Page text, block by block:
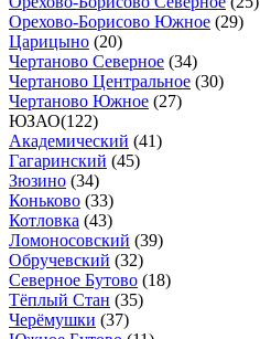
Орехово-Борисово Южное (29)
Царицыно (20)
Чертаново Северное (34)
Чертаново Центральное (30)
Чертаново Южное (27)
ЮЗАО(122)
Академический (41)
Гагаринский (45)
Зюзино (34)
Коньково (33)
Котловка (43)
Ломоносовский (39)
Обручевский (32)
Северное Бутово (18)
Тёплый Стан (35)
Черёмушки (37)